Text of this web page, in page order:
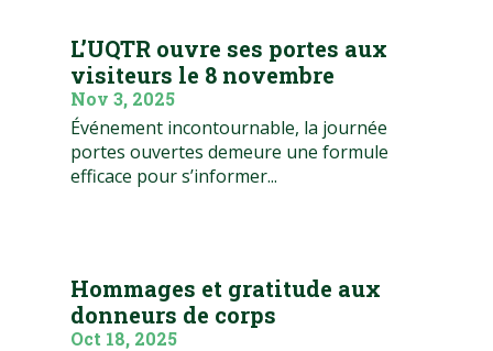
L’UQTR ouvre ses portes aux
visiteurs le 8 novembre
Nov 3, 2025
Événement incontournable, la journée
portes ouvertes demeure une formule
efficace pour s’informer...
Hommages et gratitude aux
donneurs de corps
Oct 18, 2025